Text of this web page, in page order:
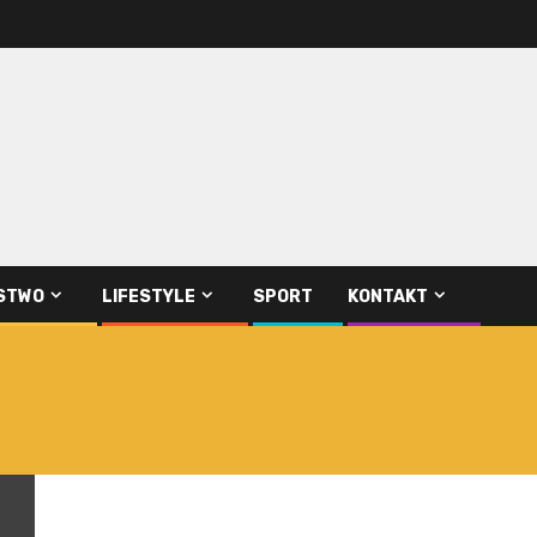
LIFESTYLE SPORT KONTAKT